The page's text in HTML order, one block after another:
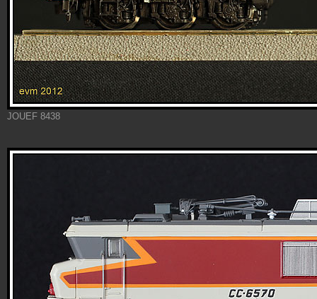
JOUEF 8438